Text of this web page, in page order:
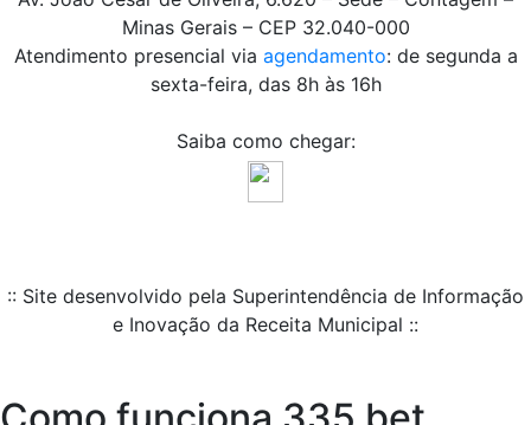
Minas Gerais – CEP 32.040-000
Atendimento presencial via agendamento: de segunda a
sexta-feira, das 8h às 16h
Saiba como chegar:
:: Site desenvolvido pela Superintendência de Informação
e Inovação da Receita Municipal ::